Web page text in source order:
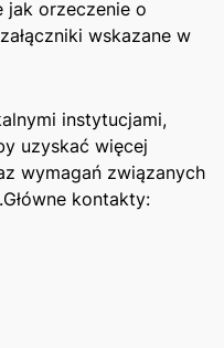
jak‍ orzeczenie o
wskazane w
instytucjami,
uzyskać więcej
wymagań związanych
kontakty: